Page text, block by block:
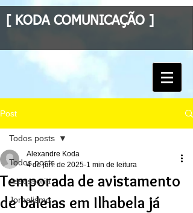
[ KODA COMUNICAÇÃO ]
Post
Todos posts
Assessoria
Jornalismo
Todos posts
Temporada de avistamento
de baleias em Ilhabela já
Alexandre Koda
4 de jun. de 2025 1 min de leitura